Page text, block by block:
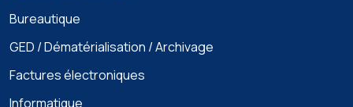
Bureautique
GED / Dématérialisation / Archivage
Factures électroniques
Informatique